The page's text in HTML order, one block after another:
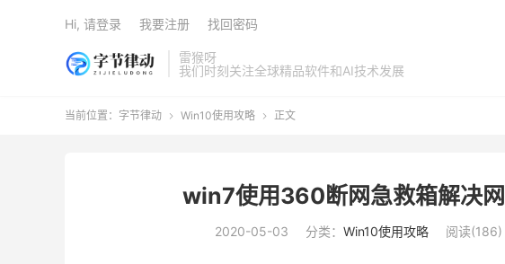
雷猴呀
我们时刻关注全球精品软件和AI技术发展
Hi, 请登录 我要注册 找回密码
当前位置： 字节律动  Win10使用攻略  正文
win7使用360断网急救箱解决
2020-05-03 分类： Win10使用攻略 阅读(186)